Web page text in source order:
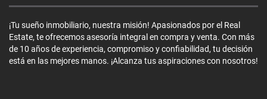
¡Tu sueño inmobiliario, nuestra misión! Apasionados por el Real
Estate, te ofrecemos asesoría integral en compra y venta. Con más
de 10 años de experiencia, compromiso y confiabilidad, tu decisión
está en las mejores manos. ¡Alcanza tus aspiraciones con nosotros!